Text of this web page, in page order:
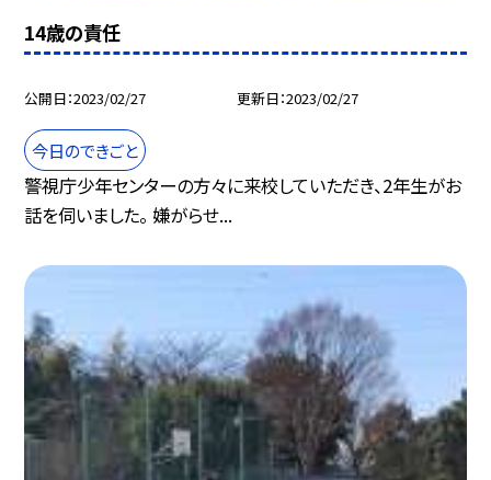
14歳の責任
公開日 2023/02/27 更新日 2023/02/27
今日のできごと
警視庁少年センターの方々に来校していただき、2年生がお
話を伺いました。 嫌がらせ...